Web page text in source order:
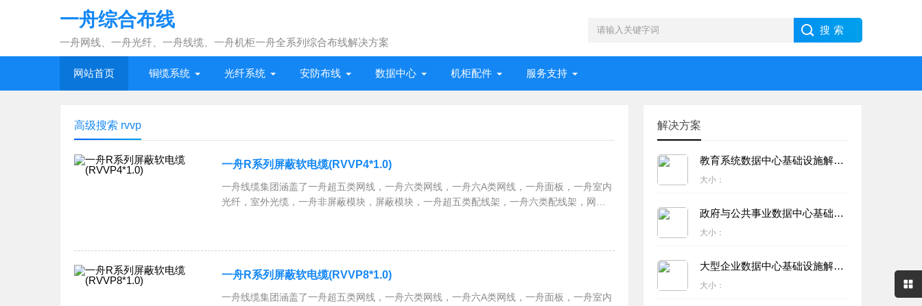
一舟综合布线
一舟网线、一舟光纤、一舟线缆、一舟机柜一舟全系列综合布线解决方案
网站首页 铜缆系统 光纤系统 安防布线 数据中心 机柜配件 服务支持
高级搜索 rvvp
一舟R系列屏蔽软电缆(RVVP4*1.0)
一舟线缆集团涵盖了一舟超五类网线，一舟六类网线，一舟六A类网线，一舟面板，一舟室内
光纤，室外光缆，一舟非屏蔽模块，屏蔽模块，一舟超五类配线架，一舟六类配线架，网络
一舟R系列屏蔽软电缆(RVVP8*1.0)
一舟线缆集团涵盖了一舟超五类网线，一舟六类网线，一舟六A类网线，一舟面板，一舟室内
解决方案
教育系统数据中心基础设施解决方案
大小：
政府与公共事业数据中心基础设施解决方案
大小：
大型企业数据中心基础设施解决方案
大小：